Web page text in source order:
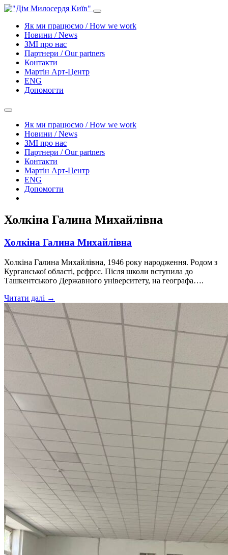
Як ми працюємо / How we work
Новини / News
ЗМІ про нас
Партнери / Our partners
Контакти
Mартін Арт-Центр
ENG
Допомогти
Як ми працюємо / How we work
Новини / News
ЗМІ про нас
Партнери / Our partners
Контакти
Mартін Арт-Центр
ENG
Допомогти
Холкіна Галина Михайлівна
Холкіна Галина Михайлівна
Холкіна Галина Михайлівна, 1946 року народження. Родом з
Курганської області, рсфрсс. Після школи вступила до
Ташкентського Державного університету, на географа….
Читати далі →